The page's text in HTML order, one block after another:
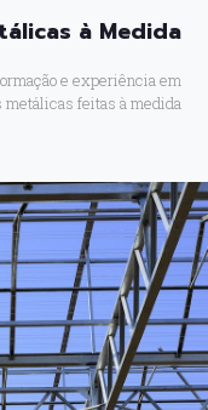
à Medida
e experiência em
metálicas feitas à medida